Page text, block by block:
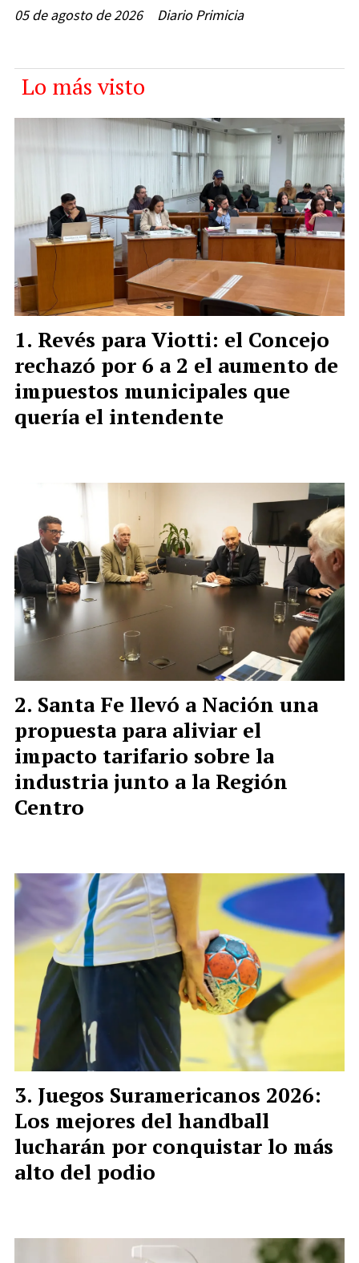
Diario Primicia
05 de agosto de 2026
Lo más visto
Revés para Viotti: el Concejo
rechazó por 6 a 2 el aumento de
impuestos municipales que
quería el intendente
Santa Fe llevó a Nación una
propuesta para aliviar el
impacto tarifario sobre la
industria junto a la Región
Centro
Juegos Suramericanos 2026:
Los mejores del handball
lucharán por conquistar lo más
alto del podio